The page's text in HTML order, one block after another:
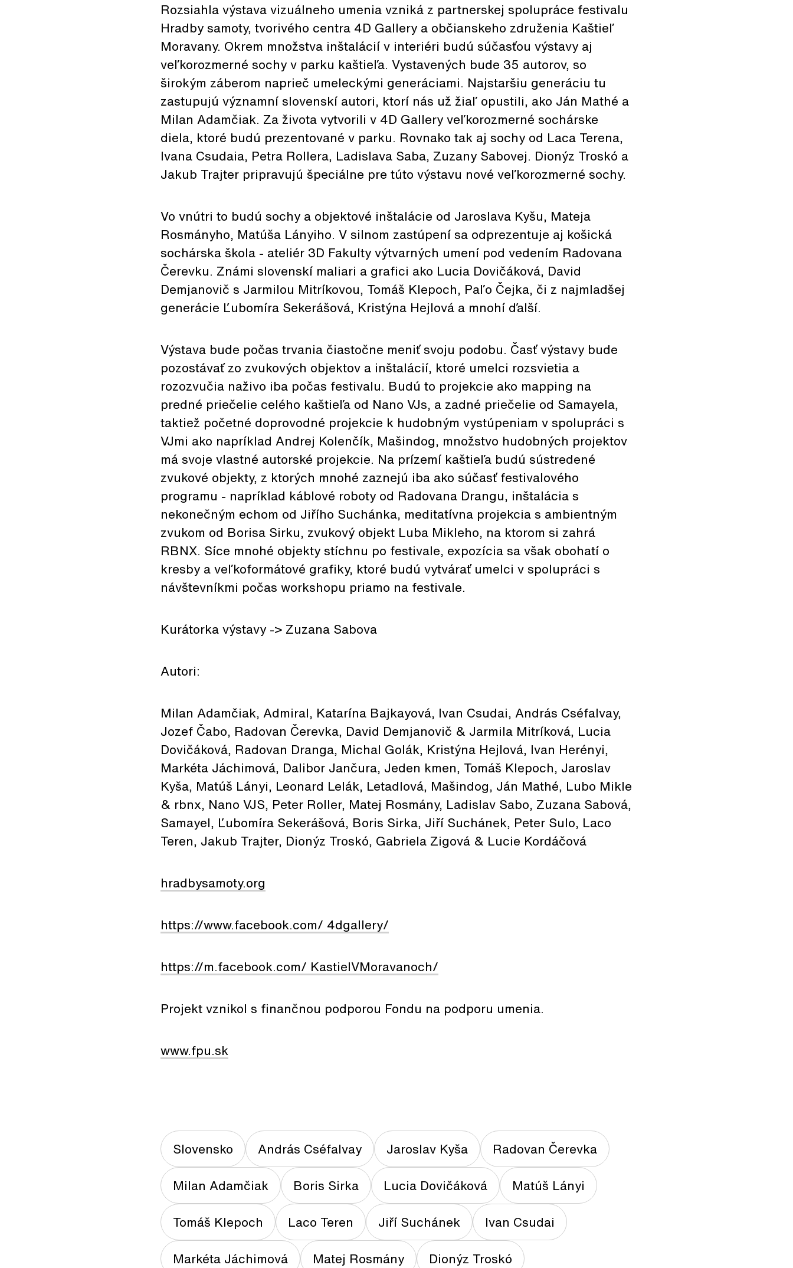
Rozsiahla výstava vizuálneho umenia vzniká z partnerskej spolupráce festivalu
Hradby samoty, tvorivého centra 4D Gallery a občianskeho združenia Kaštieľ
Moravany. Okrem množstva inštalácií v interiéri budú súčasťou výstavy aj
veľkorozmerné sochy v parku kaštieľa. Vystavených bude 35 autorov, so
širokým záberom naprieč umeleckými generáciami. Najstaršiu generáciu tu
zastupujú významní slovenskí autori, ktorí nás už žiaľ opustili, ako Ján Mathé a
Milan Adamčiak. Za života vytvorili v 4D Gallery veľkorozmerné sochárske
diela, ktoré budú prezentované v parku. Rovnako tak aj sochy od Laca Terena,
Ivana Csudaia, Petra Rollera, Ladislava Saba, Zuzany Sabovej. Dionýz Troskó a
Jakub Trajter pripravujú špeciálne pre túto výstavu nové veľkorozmerné sochy.
Vo vnútri to budú sochy a objektové inštalácie od Jaroslava Kyšu, Mateja
Rosmányho, Matúša Lányiho. V silnom zastúpení sa odprezentuje aj košická
sochárska škola - ateliér 3D Fakulty výtvarných umení pod vedením Radovana
Čerevku. Známi slovenskí maliari a grafici ako Lucia Dovičáková, David
Demjanovič s Jarmilou Mitríkovou, Tomáš Klepoch, Paľo Čejka, či z najmladšej
generácie Ľubomíra Sekerášová, Kristýna Hejlová a mnohí ďalší.
Výstava bude počas trvania čiastočne meniť svoju podobu. Časť výstavy bude
pozostávať zo zvukových objektov a inštalácií, ktoré umelci rozsvietia a
rozozvučia naživo iba počas festivalu. Budú to projekcie ako mapping na
predné priečelie celého kaštieľa od Nano VJs, a zadné priečelie od Samayela,
taktiež početné doprovodné projekcie k hudobným vystúpeniam v spolupráci s
VJmi ako napríklad Andrej Kolenčík, Mašindog, množstvo hudobných projektov
má svoje vlastné autorské projekcie. Na prízemí kaštieľa budú sústredené
zvukové objekty, z ktorých mnohé zaznejú iba ako súčasť festivalového
programu - napríklad káblové roboty od Radovana Drangu, inštalácia s
nekonečným echom od Jiřího Suchánka, meditatívna projekcia s ambientným
zvukom od Borisa Sirku, zvukový objekt Luba Mikleho, na ktorom si zahrá
RBNX. Síce mnohé objekty stíchnu po festivale, expozícia sa však obohatí o
kresby a veľkoformátové grafiky, ktoré budú vytvárať umelci v spolupráci s
návštevníkmi počas workshopu priamo na festivale.
Kurátorka výstavy -> Zuzana Sabova
Autori:
Milan Adamčiak, Admiral, Katarína Bajkayová, Ivan Csudai, András Cséfalvay,
Jozef Čabo, Radovan Čerevka, David Demjanovič & Jarmila Mitríková, Lucia
Dovičáková, Radovan Dranga, Michal Golák, Kristýna Hejlová, Ivan Herényi,
Markéta Jáchimová, Dalibor Jančura, Jeden kmen, Tomáš Klepoch, Jaroslav
Kyša, Matúš Lányi, Leonard Lelák, Letadlová, Mašindog, Ján Mathé, Lubo Mikle
& rbnx, Nano VJS, Peter Roller, Matej Rosmány, Ladislav Sabo, Zuzana Sabová,
Samayel, Ľubomíra Sekerášová, Boris Sirka, Jiří Suchánek, Peter Sulo, Laco
Teren, Jakub Trajter, Dionýz Troskó, Gabriela Zigová & Lucie Kordáčová
hradbysamoty.org
https://www.facebook.com/ 4dgallery/
https://m.facebook.com/ KastielVMoravanoch/
Projekt vznikol s finančnou podporou Fondu na podporu umenia.
www.fpu.sk
Slovensko András Cséfalvay Jaroslav Kyša Radovan Čerevka
Milan Adamčiak Boris Sirka Lucia Dovičáková Matúš Lányi
Tomáš Klepoch Laco Teren Jiří Suchánek Ivan Csudai
Markéta Jáchimová Matej Rosmány Dionýz Troskó